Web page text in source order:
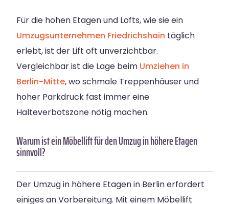
Für die hohen Etagen und Lofts, wie sie ein
Umzugsunternehmen Friedrichshain täglich
erlebt, ist der Lift oft unverzichtbar.
Vergleichbar ist die Lage beim Umziehen in
Berlin-Mitte, wo schmale Treppenhäuser und
hoher Parkdruck fast immer eine
Halteverbotszone nötig machen.
Warum ist ein Möbellift für den Umzug in höhere Etagen
sinnvoll?
Der Umzug in höhere Etagen in Berlin erfordert
einiges an Vorbereitung. Mit einem Möbellift